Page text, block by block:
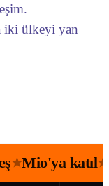
ülkeyi yan
★Mio'ya katıl★